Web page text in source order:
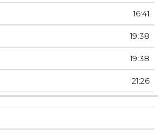
16:41
19:38
19:38
21:26